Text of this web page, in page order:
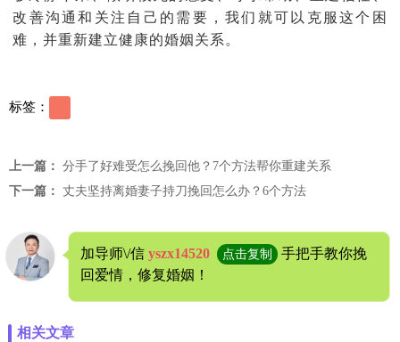
改善沟通和关注自己的需要，我们就可以克服这个困
难，并重新建立健康的婚姻关系。
标签：
上一篇： 分手了好难受怎么挽回他？7个方法帮你重建关系
下一篇： 丈夫坚持离婚妻子持刀挽回怎么办？6个方法
加导师\/信 yszx14520 点击复制
手把手教你挽
回爱情，修复婚姻！
相关文章